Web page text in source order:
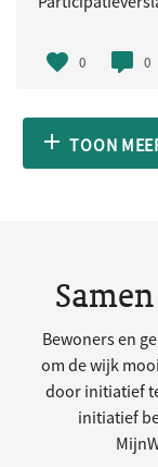
0 0
TOON
Bewoners en
om de wijk
door initiatief
initiatief